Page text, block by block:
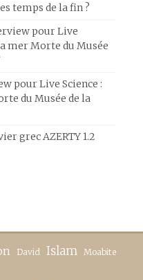
temps de la fin ?
pour Live
mer Morte du Musée
pour Live Science :
du Musée de la
grec AZERTY 1.2
David Islam Moabite